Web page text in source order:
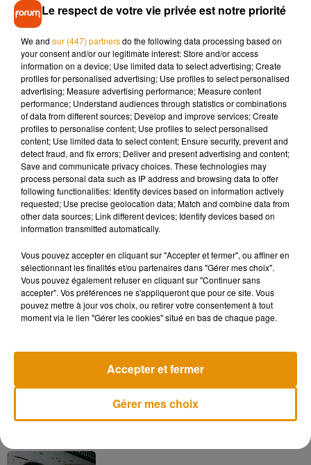
Son mari n'a même pas eu le temps de s'expliquer, Leonora
poignarder tout en l'insultant. Arrêtée la semaine dernière,
le rapport de police expliquequ’elle ne s’était pas reconnue
car elle était plus mince, plus jeune et plus maquillée. Il
s'agissait de photosprises il y a des années lorsqu'ils
commençaient à peine à se fréquenter.
Leonora lui alors demandé comment ces photos s'étaient
retrouvées dans son téléphone, puisque les smartphones
n'existaient pas à l'époque. Son époux lui a expliqué qu'il les
avait retrouvé dans un ancien e-mail et les avait
sauvegardées sur son portable. Si la vie de Juan n'est pas en
danger,
sa femme est néanmoins toujours en garde à vue
barreaux dans l'attente de son procès, dont la date n'a pas
encore été fixée.
Sensation » avec Kylie Minogue
Le respect de votre vie privée est notre priorité
We and our (447) partnersdo the following data processing based on
your consent and/or our legitimate interest: Store and/or access
information on a device; Use limited data to select advertising; Create
profiles for personalised advertising; Use profiles to select personalised
advertising; Measure advertising performance; Measure content
performance; Understand audiences through statistics or combinations
of data from different sources; Develop and improve services; Create
profiles to personalise content; Use profiles to select personalised
content; Use limited data to select content; Ensure security, prevent and
detect fraud, and fix errors; Deliver and present advertising and content;
Save and communicate privacy choices. These technologies may
process personal data such as IP address and browsing data to offer
following functionalities: Identify devices based on information actively
requested; Use precise geolocation data; Match and combine data from
other data sources; Link different devices; Identify devices based on
information transmitted automatically.
Vous pouvez accepter en cliquant sur "Accepter et fermer", ou affiner en
sélectionnant les finalités et/ou partenaires dans "Gérer mes choix".
Vous pouvez également refuser en cliquant sur "Continuer sans
accepter". Vos préférences ne s'appliqueront que pour ce site. Vous
pouvez mettre à jour vos choix, ou retirer votre consentement à tout
moment via le lien "Gérer les cookies" situé en bas de chaque page.
Gérer mes choix
Accepter et fermer